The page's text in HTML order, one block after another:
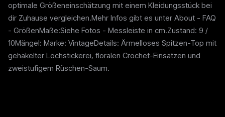
optimale Größeneinschätzung mit einem Kleidungsstück bei
dir Zuhause vergleichen.Mehr Infos gibt es unter About - FAQ
- GrößenMaße:Siehe Fotos - Messleiste in cm.Zustand: 9 /
10Mängel: Marke: VintageDetails: Ärmelloses Spitzen-Top mit
gehäkelter Lochstickerei, floralen Crochet-Einsätzen und
zweistufigem Rüschen-Saum.